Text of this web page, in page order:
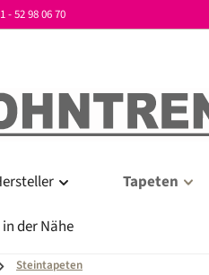
springen
- 52 98 06 70
Tapeten
der Nähe
Steintapeten